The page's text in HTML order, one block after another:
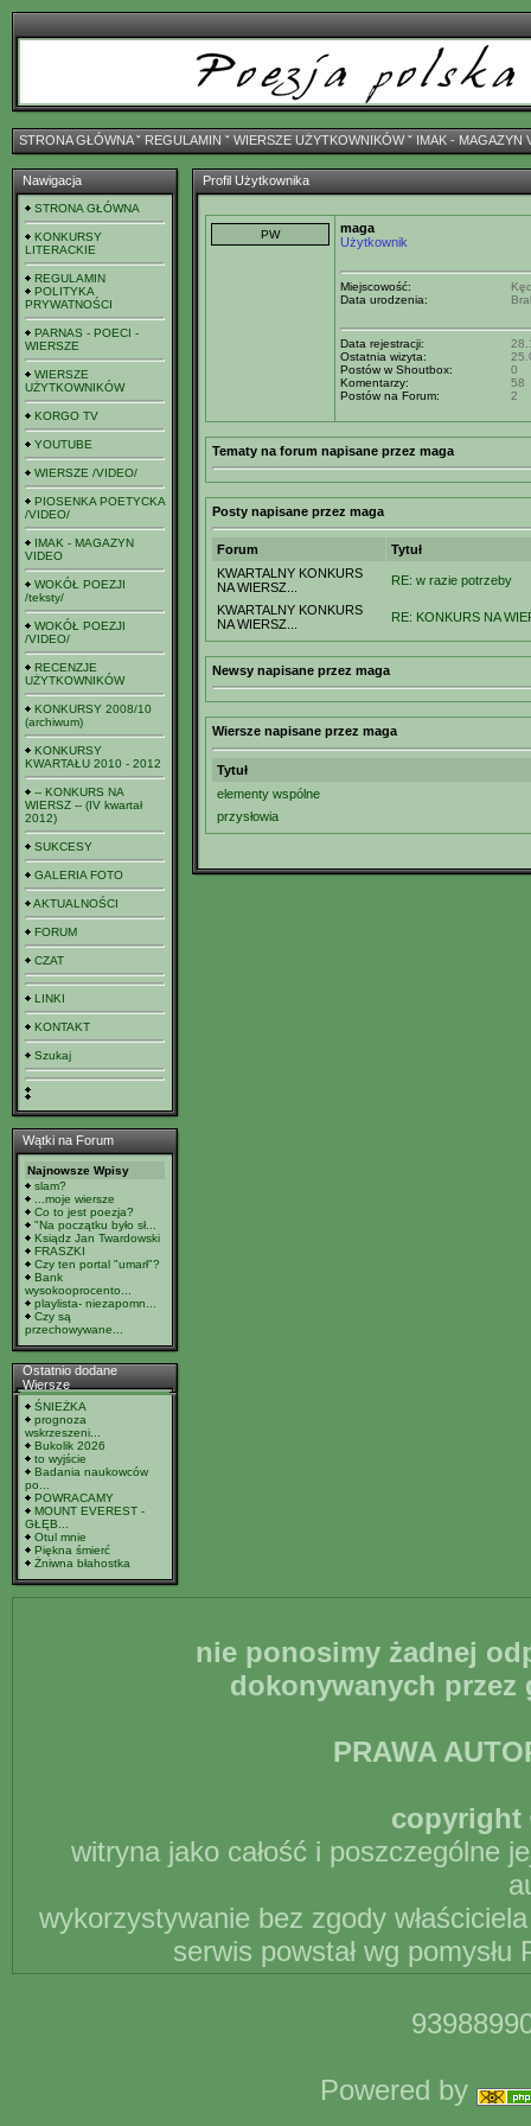
STRONA GŁÓWNAˇ REGULAMIN ˇ WIERSZE UŻYTKOWNIKÓWˇ IMAK - MAGAZYN
Nawigacja
STRONA GŁÓWNA
KONKURSY
LITERACKIE
REGULAMIN
POLITYKA
PRYWATNOŚCI
PARNAS - POECI -
WIERSZE
WIERSZE
UŻYTKOWNIKÓW
KORGO TV
YOUTUBE
WIERSZE /VIDEO/
PIOSENKA POETYCKA
/VIDEO/
IMAK - MAGAZYN
VIDEO
WOKÓŁ POEZJI
/teksty/
WOKÓŁ POEZJI
/VIDEO/
RECENZJE
UŻYTKOWNIKÓW
KONKURSY 2008/10
(archiwum)
KONKURSY
KWARTAŁU 2010 - 2012
-- KONKURS NA
WIERSZ -- (IV kwartał
2012)
SUKCESY
GALERIA FOTO
AKTUALNOŚCI
FORUM
CZAT
LINKI
KONTAKT
Szukaj
Wątki na Forum
Najnowsze Wpisy
slam?
...moje wiersze
Co to jest poezja?
"Na początku było sł...
Ksiądz Jan Twardowski
FRASZKI
Czy ten portal "umarł"?
Bank
wysokooprocento...
playlista- niezapomn...
Czy są
przechowywane...
Ostatnio dodane
Wiersze
ŚNIEŻKA
prognoza
wskrzeszeni...
Bukolik 2026
to wyjście
Badania naukowców
po...
POWRACAMY
MOUNT EVEREST -
GŁĘB...
Otul mnie
Piękna śmierć
Żniwna błahostka
Profil Użytkownika
maga
Użytkownik
Miejscowość:
Data urodzenia:
Data rejestracji:
Ostatnia wizyta:
Postów w Shoutbox:
0
Komentarzy:
58
Postów na Forum:
2
Tematy na forum napisane przez maga
Posty napisane przez maga
Forum
Tytuł
KWARTALNY KONKURS
NA WIERSZ...
RE: w razie potrzeby
KWARTALNY KONKURS
NA WIERSZ...
RE: KONKURS NA
Newsy napisane przez maga
Wiersze napisane przez maga
Tytuł
elementy wspólne
przysłowia
nie ponosimy żadnej
dokonywanych
PRAWA
copyright
witryna jako całość i poszczególne
wykorzystywanie bez zgody
serwis powstał wg
Powered by